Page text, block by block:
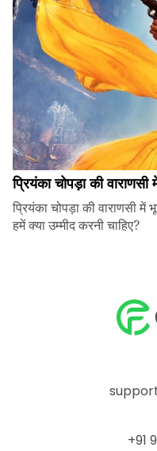
प्रियंका चोपड़ा की वाराणसी
प्रियंका चोपड़ा की वाराणसी
हमें क्या उम्मीद करनी चाहिए?
+91